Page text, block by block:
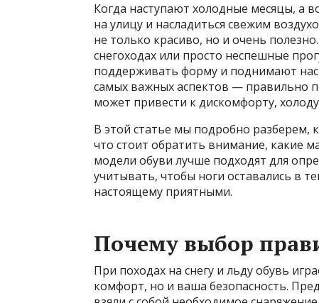
Когда наступают холодные месяцы, а
на улицу и насладиться свежим
не только красиво, но и очень
снегоходах или просто неспешные
поддерживать форму и поднимают
самых важных аспектов — правильно
может привести к дискомфорту,
В этой статье мы подробно разберем,
что стоит обратить внимание, какие
модели обуви лучше подходят для
учитывать, чтобы ноги оставались в
настоящему приятными.
Почему выбор
При походах на снегу и льду обувь
комфорт, но и ваша безопасность.